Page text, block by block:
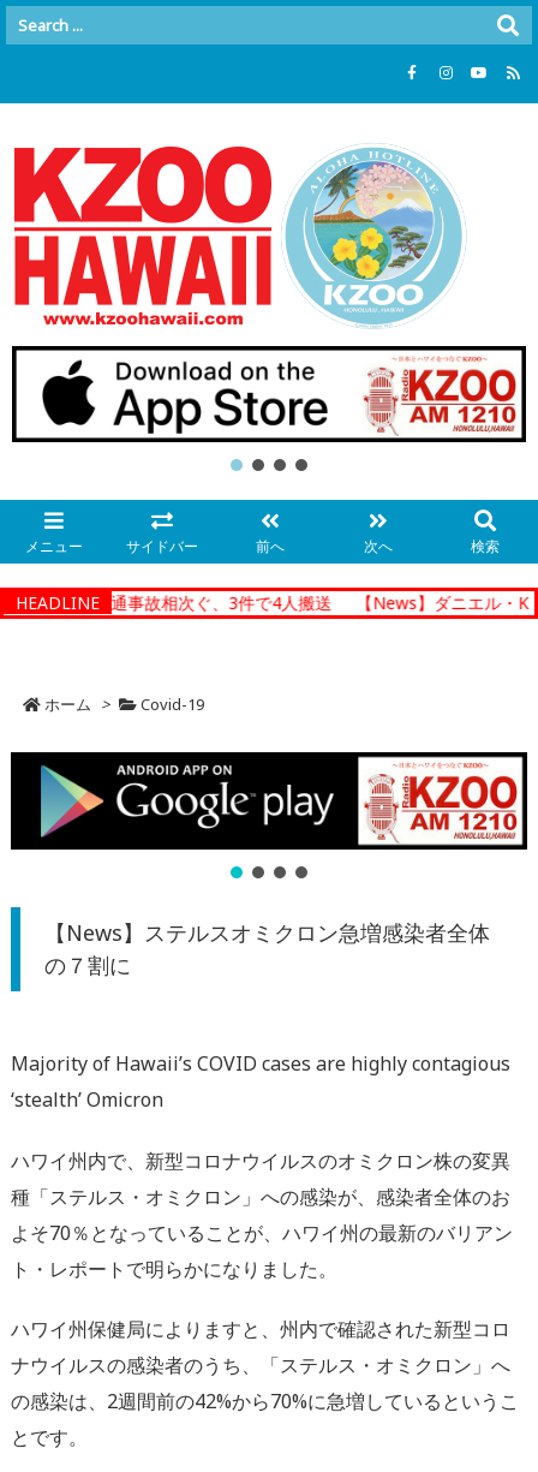
メニュー サイドバー 前へ 次へ 検索
HEADLINE
で朝の交通事故相次ぐ、3件で4人搬送 【News】ダニエル・K
ホーム > Covid-19
【News】ステルスオミクロン急増感染者全体
の７割に
Majority of Hawaii’s COVID cases are highly contagious
‘stealth’ Omicron
ハワイ州内で、新型コロナウイルスのオミクロン株の変異
種「ステルス・オミクロン」への感染が、感染者全体のお
よそ70％となっていることが、ハワイ州の最新のバリアン
ト・レポートで明らかになりました。
ハワイ州保健局によりますと、州内で確認された新型コロ
ナウイルスの感染者のうち、「ステルス・オミクロン」へ
の感染は、2週間前の42%から70%に急増しているというこ
とです。